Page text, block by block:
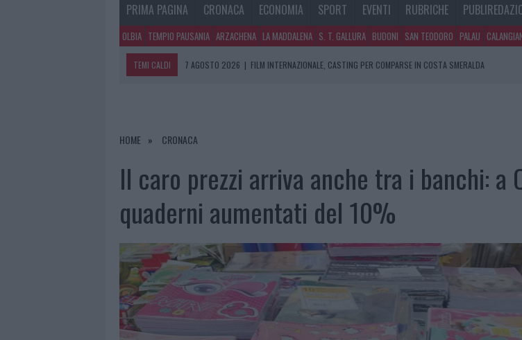
PRIMA PAGINA CRONACA ECONOMIA SPORT EVENTI RUBRICHE
OLBIA TEMPIO PAUSANIA ARZACHENA LA MADDALENA S. T. GALLURA BUDONI SAN TEODORO PALAU
TEMI CALDI 7 AGOSTO 2026 | PORTO ROTONDO OSPITA LA GRANDE SFIDA DELLA VELA NELL’ESTATE 2026
7 AGOSTO 2026
|
HOME CRONACA
Il caro prezzi arriva anche tra i banchi: a
quaderni aumentati del 10%